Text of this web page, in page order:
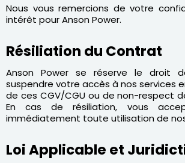
Nous vous remercions de votre
intérêt pour Anson Power.
Résiliation du Contrat
Anson Power se réserve le droit
suspendre votre accès à nos services
de ces CGV/CGU ou de non-respect
En cas de résiliation, vous
immédiatement toute utilisation de
Loi Applicable et